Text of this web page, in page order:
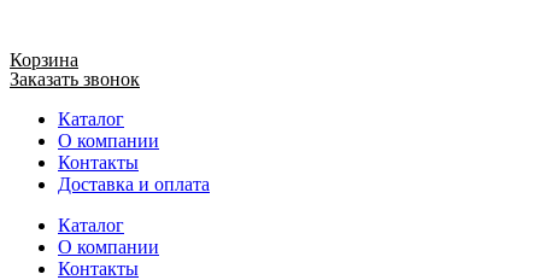
Корзина
Заказать звонок
Каталог
О компании
Контакты
Доставка и оплата
Каталог
О компании
Контакты